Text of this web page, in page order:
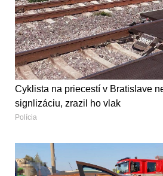
Cyklista na priecestí v Bratislave
signlizáciu, zrazil ho vlak
Polícia